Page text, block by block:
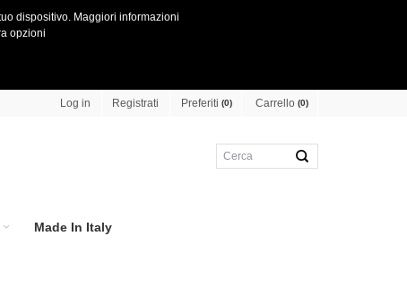
dispositivo. Maggiori informazioni
opzioni
Preferiti (0) Carrello (0)
Log in Registrati
Made In Italy